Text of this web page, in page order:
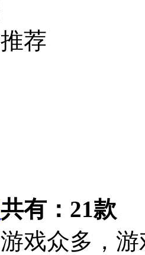
荐
共有： 21款
戏众多，